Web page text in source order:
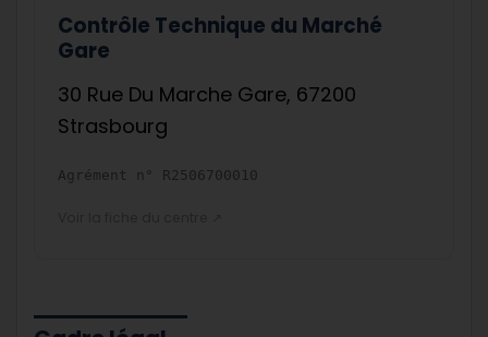
Contrôle Technique du Marché
Gare
30 Rue Du Marche Gare, 67200
Strasbourg
Agrément n° R2506700010